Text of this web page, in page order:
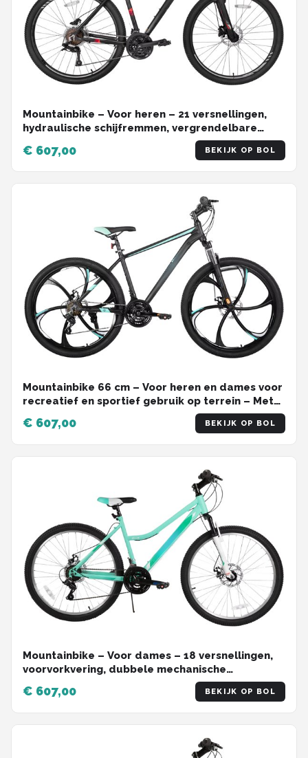
Mountainbike – Voor heren – 21 versnellingen,
hydraulische schijfremmen, vergrendelbare
verende vork, 27,5 inch (70 cm) wiel – Black2-21
€ 607,00 BEKIJK OP BOL
Mountainbike 66 cm – Voor heren en dames voor
recreatief en sportief gebruik op terrein – Met
21 versnellingen en dubbele mechanische
schijfremmen – Blauw aluminium frame met
spatbord
€ 607,00 BEKIJK OP BOL
Mountainbike – Voor dames – 18 versnellingen,
voorvorkvering, dubbele mechanische
schijfremmen – 66 cm wielen, groen, aluminium
frame
€ 607,00 BEKIJK OP BOL